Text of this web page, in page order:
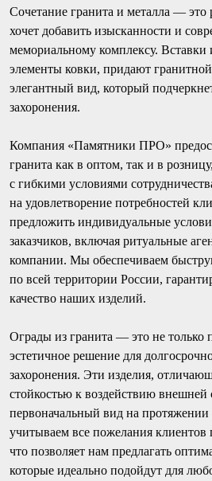
Сочетание гранита и металла — это
хочет добавить изысканности и
мемориальному комплексу. Вставки
элементы ковки, придают
элегантный вид, который
захоронения.
Компания «Памятники ПРО»
гранита как в оптом, так и в
с гибкими условиями
на удовлетворение потребностей
предложить индивидуальные
заказчиков, включая ритуальные
компании. Мы обеспечиваем
по всей территории России,
качество наших изделий.
Ограды из гранита — это не только
эстетичное решение для
захоронения. Эти изделия,
стойкостью к воздействию внешней
первоначальный вид на
учитываем все пожелания клиентов
что позволяет нам предлагать
которые идеально подойдут для